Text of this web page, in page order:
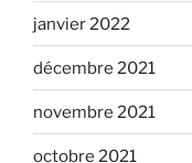
janvier 2022
décembre 2021
novembre 2021
octobre 2021